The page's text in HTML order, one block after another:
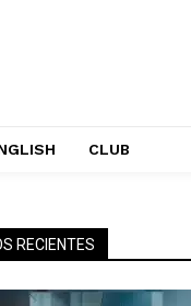
CLUB
RECIENTES